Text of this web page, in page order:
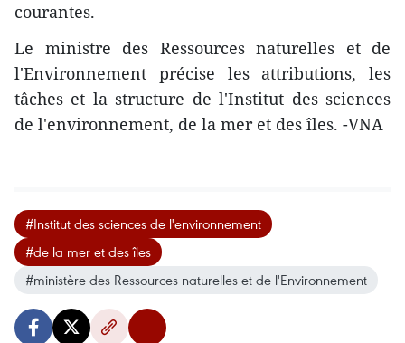
courantes.
Le ministre des Ressources naturelles et de
l'Environnement précise les attributions, les
tâches et la structure de l'Institut des sciences
de l'environnement, de la mer et des îles. -VNA
#Institut des sciences de l'environnement
#de la mer et des îles
#ministère des Ressources naturelles et de l'Environnement